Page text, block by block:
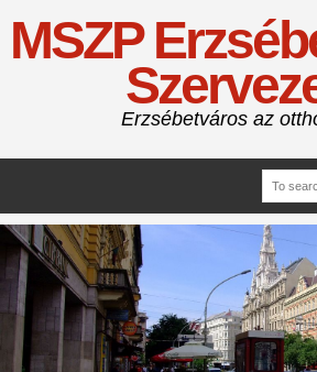
MSZP
Erzsébetváros az